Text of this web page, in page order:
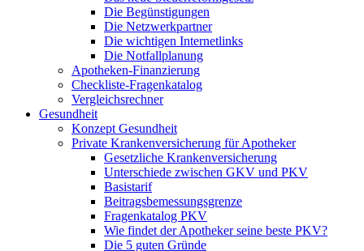
Die Begünstigungen
Die Netzwerkpartner
Die wichtigen Internetlinks
Die Notfallplanung
Apotheken-Finanzierung
Checkliste-Fragenkatalog
Vergleichsrechner
Gesundheit
Konzept Gesundheit
Private Krankenversicherung für Apotheker
Gesetzliche Krankenversicherung
Unterschiede zwischen GKV und PKV
Basistarif
Beitragsbemessungsgrenze
Fragenkatalog PKV
Wie findet der Apotheker seine beste PKV?
Die 5 guten Gründe